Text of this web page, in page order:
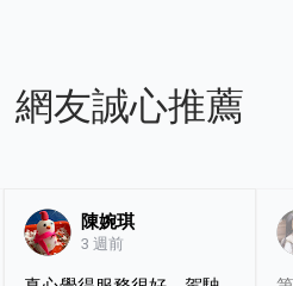
網友誠心推薦
陳婉琪
3 週前